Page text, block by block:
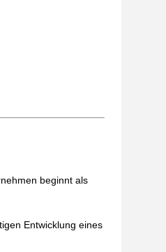
beginnt als
Entwicklung eines